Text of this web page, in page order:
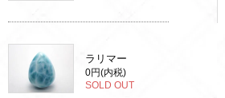
ラリマー
0円(内税)
SOLD OUT